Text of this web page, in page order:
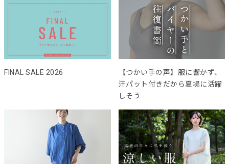
FINAL SALE 2026
【つかい手の声】服に響かず、
汗パット付きだから夏場に活躍
しそう